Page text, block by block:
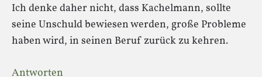
Ich denke daher nicht, dass Kachelmann, sollte
seine Unschuld bewiesen werden, große Probleme
haben wird, in seinen Beruf zurück zu kehren.
Antworten